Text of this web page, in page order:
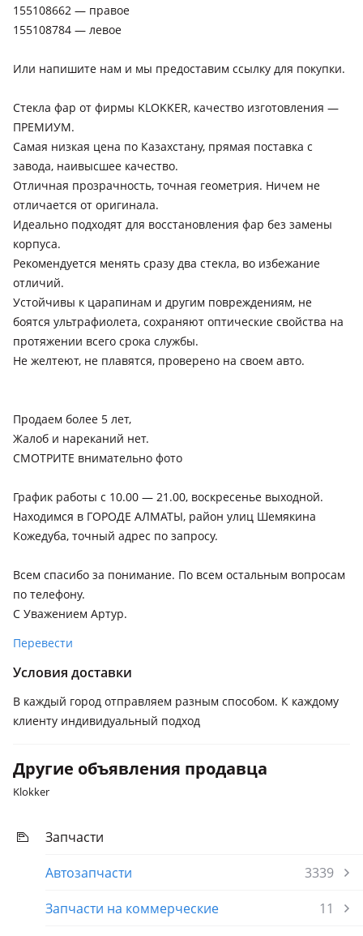
155108662 — правое
155108784 — левое
Или напишите нам и мы предоставим ссылку для покупки.
Стекла фар от фирмы KLOKKER, качество изготовления —
ПРЕМИУМ.
Самая низкая цена по Казахстану, прямая поставка с
завода, наивысшее качество.
Отличная прозрачность, точная геометрия. Ничем не
отличается от оригинала.
Идеально подходят для восстановления фар без замены
корпуса.
Рекомендуется менять сразу два стекла, во избежание
отличий.
Устойчивы к царапинам и другим повреждениям, не
боятся ультрафиолета, сохраняют оптические свойства на
протяжении всего срока службы.
Не желтеют, не плавятся, проверено на своем авто.
Продаем более 5 лет,
Жалоб и нареканий нет.
СМОТРИТЕ внимательно фото
График работы с 10.00 — 21.00, воскресенье выходной.
Находимся в ГОРОДЕ АЛМАТЫ, район улиц Шемякина
Кожедуба, точный адрес по запросу.
Всем спасибо за понимание. По всем остальным вопросам
по телефону.
С Уважением Артур.
Перевести
Условия доставки
В каждый город отправляем разным способом. К каждому
клиенту индивидуальный подход
Другие объявления продавца
Klokker
Запчасти
Автозапчасти
3339
Запчасти на коммерческие
11